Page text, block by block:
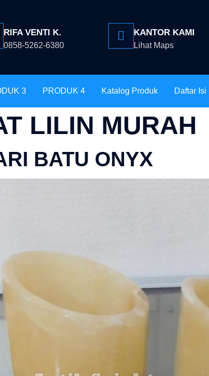
RIFA VENTI K.
0858-5262-6380
KANTOR KAMI
Lihat Maps
3 PRODUK 4 Katalog Produk Daftar Isi
LILIN MURAH
BATU ONYX